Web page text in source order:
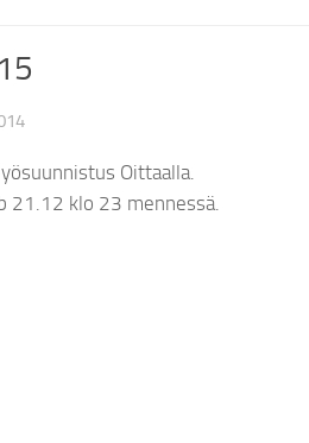
Oittaalla.
21.12 klo 23 mennessä.